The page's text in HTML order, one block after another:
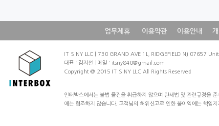
업무제휴 이용약관 이용안내
대표:김지선|메일:itsny840@gmail.com
Copyright@2015IT`SNYLLCAllRightsReserved
인터박스에서는불법물건을취급하지않으며관세법및관련규정을
에는협조하지않습니다.고객님의허위신고로인한불이익에는책임지